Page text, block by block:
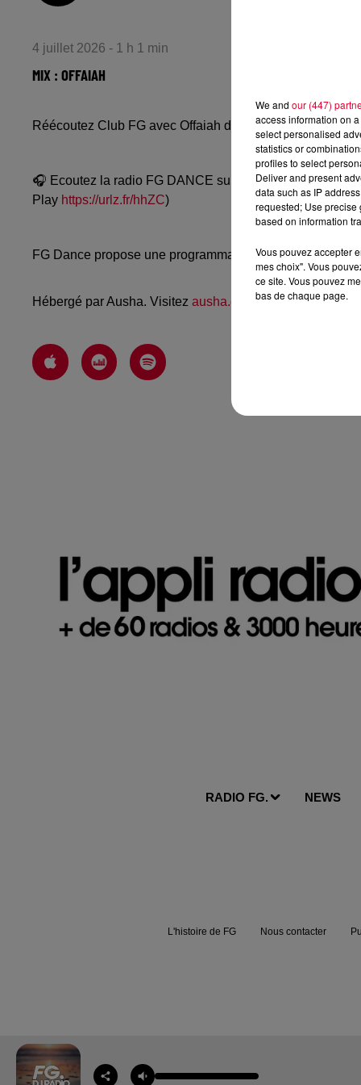
4 juillet 2026 - 1 h 1 min
MIX : OFFAIAH
Réécoutez Club FG avec Offaiah du mercredi 1er juillet
🎧 Ecoutez la radio FG DANCE sur
www.radiofg.com/fg-
Play https://urlz.fr/hhZC)
FG Dance propose une programmation dance, EDM,
Hébergé par Ausha. Visitez ausha.co/politique-de-
RADIO FG. NEWS
L'histoire de FG Nous contacter
We and our (447)
access information on
select personalised
statistics or
profiles to select
Deliver and present
data such as IP
requested; Use precise
based on information
Vous pouvez accepter
mes choix". Vous
ce site. Vous pouvez
bas de chaque page.